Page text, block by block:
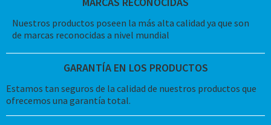
Nuestros productos poseen la más alta calidad ya que son
de marcas reconocidas a nivel mundial
GARANTÍA EN LOS PRODUCTOS
Estamos tan seguros de la calidad de nuestros productos que
ofrecemos una garantía total.